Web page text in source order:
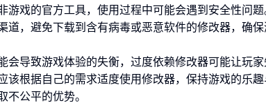
游戏的官方工具，使用过程中可能会遇到安全性问
道，避免下载到含有病毒或恶意软件的修改器，确
会导致游戏体验的失衡，过度依赖修改器可能让玩
该根据自己的需求适度使用修改器，保持游戏的乐
不公平的优势。